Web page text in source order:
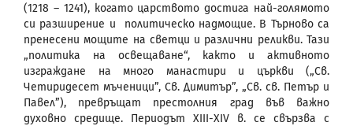
(1218 – 1241), когато царството достига най-голямото
си разширение и политическо надмощие. В Търново са
пренесени мощите на светци и различни реликви. Тази
„политика на освещаване“, както и активното
изграждане на много манастири и църкви („Св.
Четиридесет мъченици”, Св. Димитър”, „Св. св. Петър и
Павел”), превръщат престолния град във важно
духовно средище. Периодът XIII-XIV в. се свързва с